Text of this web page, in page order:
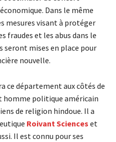
Dans le même
mesures visant à protéger
fraudes et les abus dans le
seront mises en place pour
nouvelle.
ce département aux côtés de
homme politique américain
de religion hindoue. Il a
Roivant Sciences et
Il est connu pour ses